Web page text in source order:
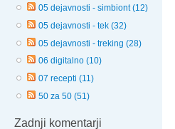
05 dejavnosti - simbiont (12)
05 dejavnosti - tek (32)
05 dejavnosti - treking (28)
06 digitalno (10)
07 recepti (11)
50 za 50 (51)
Zadnji komentarji